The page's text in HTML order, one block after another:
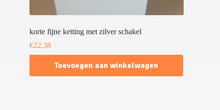
korte fijne ketting met zilver schakel
€22,38
Toevoegen aan winkelwagen